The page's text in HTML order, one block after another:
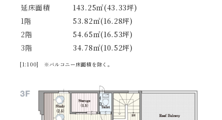
延床面積
143.25㎡(43.33坪)
1階
53.82㎡(16.28坪)
2階
54.65㎡(16.53坪)
3階
34.78㎡(10.52坪)
[1:100] ※バルコニー床面積を除く。